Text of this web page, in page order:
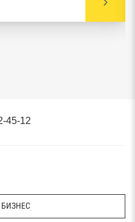
45-12